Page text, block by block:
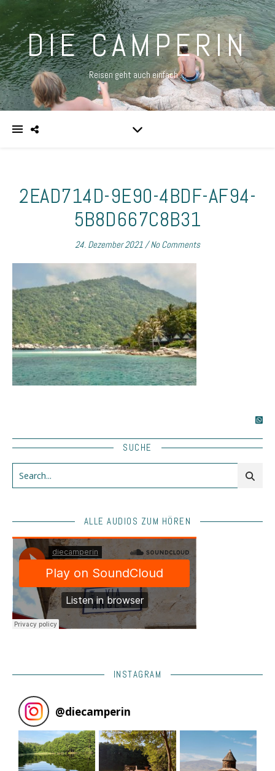
DIE CAMPERIN
Reisen geht auch einfach …
2EAD714D-9E90-4BDF-AF94-
5B8D667C8B31
24. Dezember 2021/ No Comments
SUCHE
ALLE AUDIOS ZUM HÖREN
INSTAGRAM
@diecamperin